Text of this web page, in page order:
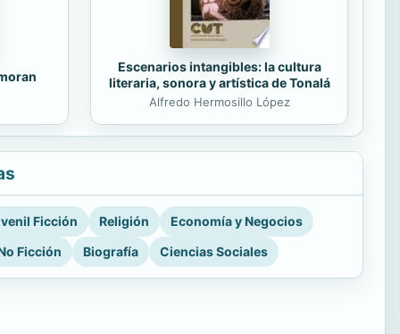
Escenarios intangibles: la cultura
literaria, sonora y artística de Tonalá
Alfredo Hermosillo López
Ficción Religión
Economía y Negocios
Ficción
Biografía Ciencias Sociales